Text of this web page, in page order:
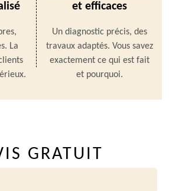
La
et efficaces
Un diagnostic précis, des
travaux adaptés. Vous savez
exactement ce qui est fait
et pourquoi.
GRATUIT